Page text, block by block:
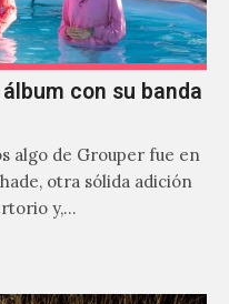
con su banda
algo de Grouper fue en
otra sólida adición
y,…